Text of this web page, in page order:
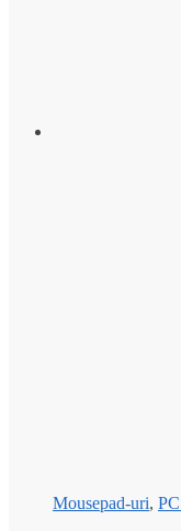
Mousepad-uri,